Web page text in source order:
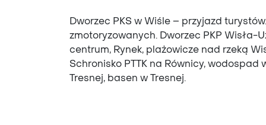
Dworzec PKS w Wiśle – przyjazd
zmotoryzowanych. Dworzec PKP Wisła-
centrum, Rynek, plażowicze nad rzeką
Schronisko PTTK na Równicy,
Tresnej, basen w Tresnej.